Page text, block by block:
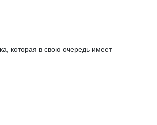
которая в свою очередь имеет